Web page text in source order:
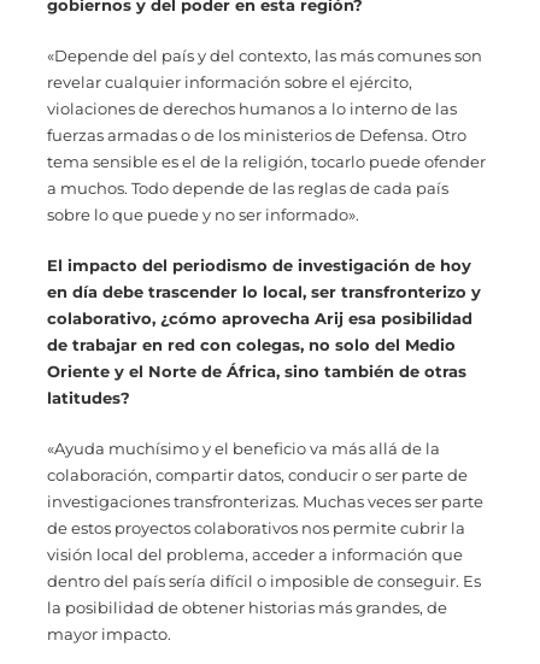
gobiernos y del poder en esta región?
«Depende del país y del contexto, las más comunes son
revelar cualquier información sobre el ejército,
violaciones de derechos humanos a lo interno de las
fuerzas armadas o de los ministerios de Defensa. Otro
tema sensible es el de la religión, tocarlo puede ofender
a muchos. Todo depende de las reglas de cada país
sobre lo que puede y no ser informado».
El impacto del periodismo de investigación de hoy
en día debe trascender lo local, ser transfronterizo y
colaborativo, ¿cómo aprovecha Arij esa posibilidad
de trabajar en red con colegas, no solo del Medio
Oriente y el Norte de África, sino también de otras
latitudes?
«Ayuda muchísimo y el beneficio va más allá de la
colaboración, compartir datos, conducir o ser parte de
investigaciones transfronterizas. Muchas veces ser parte
de estos proyectos colaborativos nos permite cubrir la
visión local del problema, acceder a información que
dentro del país sería difícil o imposible de conseguir. Es
la posibilidad de obtener historias más grandes, de
mayor impacto.